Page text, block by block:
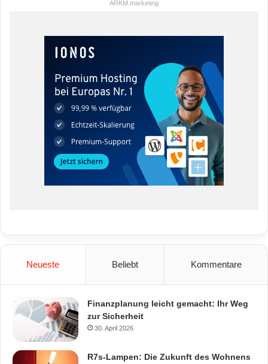
ARKM.marketing
Neueste Beliebt Kommentare
Finanzplanung leicht gemacht: Ihr Weg
zur Sicherheit
30. April 2026
R7s-Lampen: Die Zukunft des Wohnens